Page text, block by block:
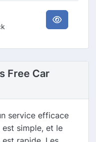
Free Car
service efficace
simple, et le